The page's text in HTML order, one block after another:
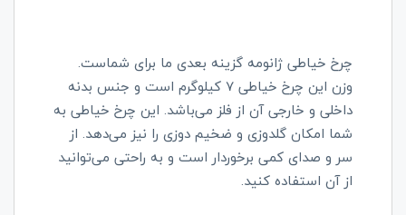
چرخ خیاطی ژانومه گزینه بعدی ما برای شماست.
وزن این چرخ خیاطی 7 کیلوگرم است و جنس بدنه
داخلی و خارجی آن از فلز می‌باشد. این چرخ خیاطی به
شما امکان گلدوزی و ضخیم دوزی را نیز می‌دهد. از
سر و صدای کمی برخوردار است و به راحتی می‌توانید
از آن استفاده کنید.